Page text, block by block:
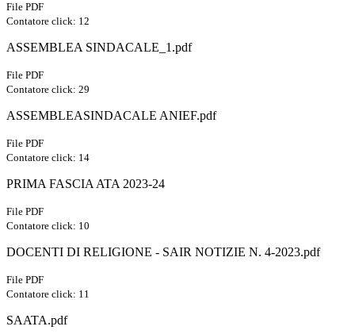
File PDF
Contatore click: 12
ASSEMBLEA SINDACALE_1.pdf
File PDF
Contatore click: 29
ASSEMBLEASINDACALE ANIEF.pdf
File PDF
Contatore click: 14
PRIMA FASCIA ATA 2023-24
File PDF
Contatore click: 10
DOCENTI DI RELIGIONE - SAIR NOTIZIE N. 4-2023.pdf
File PDF
Contatore click: 11
SAATA.pdf